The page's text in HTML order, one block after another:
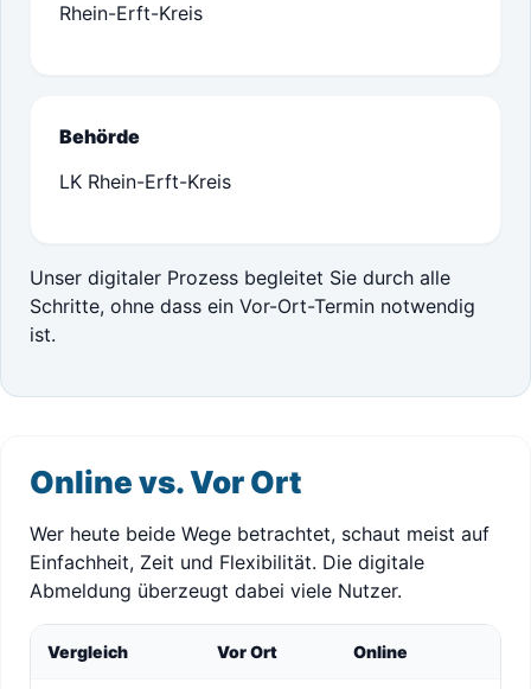
Rhein-Erft-Kreis
Behörde
LK Rhein-Erft-Kreis
Unser digitaler Prozess begleitet Sie durch alle
Schritte, ohne dass ein Vor-Ort-Termin notwendig
ist.
Online vs. Vor Ort
Wer heute beide Wege betrachtet, schaut meist auf
Einfachheit, Zeit und Flexibilität. Die digitale
Abmeldung überzeugt dabei viele Nutzer.
Vergleich Vor Ort Online